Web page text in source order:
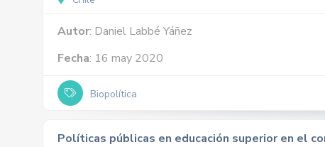
Autor: Daniel Labbé Yáñez
Fecha: 16 may 2020
Biopolítica
Políticas públicas en educación superior en el